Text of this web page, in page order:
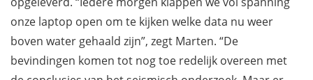
onze laptop open om te kijken welke data nu weer
boven water gehaald zijn”, zegt Marten. “De
bevindingen komen tot nog toe redelijk overeen met